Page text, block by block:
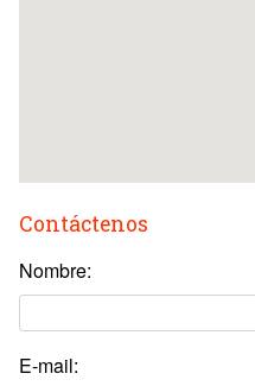
Contáctenos
Nombre:
E-mail: